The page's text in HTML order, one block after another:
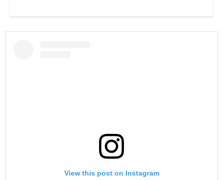
View this post on Instagram